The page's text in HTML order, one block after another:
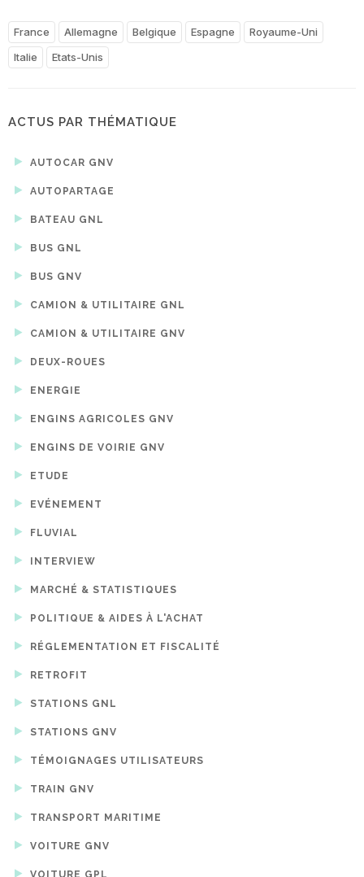
France Allemagne Belgique Espagne
Royaume-Uni
Italie
Etats-Unis
ACTUS PAR THÉMATIQUE
AUTOCAR GNV
AUTOPARTAGE
BATEAU GNL
BUS GNL
BUS GNV
CAMION & UTILITAIRE GNL
CAMION & UTILITAIRE GNV
DEUX-ROUES
ENERGIE
ENGINS AGRICOLES GNV
ENGINS DE VOIRIE GNV
ETUDE
EVÉNEMENT
FLUVIAL
INTERVIEW
MARCHÉ & STATISTIQUES
POLITIQUE & AIDES À L'ACHAT
RÉGLEMENTATION ET FISCALITÉ
RETROFIT
STATIONS GNL
STATIONS GNV
TÉMOIGNAGES UTILISATEURS
TRAIN GNV
TRANSPORT MARITIME
VOITURE GNV
VOITURE GPL